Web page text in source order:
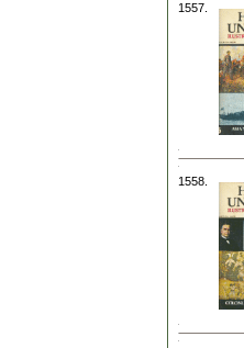
1557.
1558.